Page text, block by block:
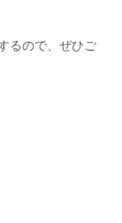
るので、ぜひご